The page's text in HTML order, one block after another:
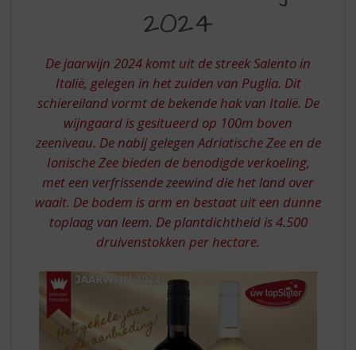
2024
De jaarwijn 2024 komt uit de streek Salento in
Italië, gelegen in het zuiden van Puglia. Dit
schiereiland vormt de bekende hak van Italië. De
wijngaard is gesitueerd op 100m boven
zeeniveau. De nabij gelegen Adriatische Zee en de
Ionische Zee bieden de benodigde verkoeling,
met een verfrissende zeewind die het land over
waait. De bodem is arm en bestaat uit een dunne
toplaag van leem. De plantdichtheid is 4.500
druivenstokken per hectare.